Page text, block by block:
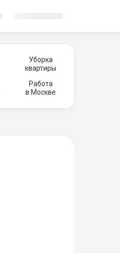
Уборка
квартиры
Работа
в Москве